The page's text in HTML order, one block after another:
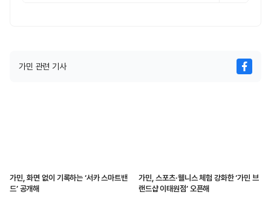
가민 관련 기사
가민, 화면 없이 기록하는 ‘서카 스마트밴
드’ 공개해
가민, 스포츠·웰니스 체험 강화한 ‘가민 브
랜드샵 이태원점’ 오픈해